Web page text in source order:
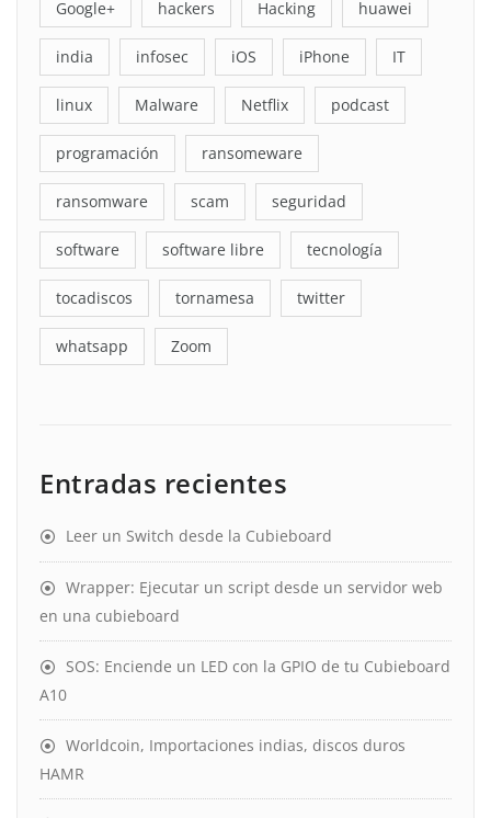
Google+ hackers Hacking huawei
india infosec iOS iPhone IT
linux Malware Netflix podcast
programación ransomeware
ransomware scam seguridad
software software libre tecnología
tocadiscos tornamesa twitter
whatsapp Zoom
Entradas recientes
Leer un Switch desde la Cubieboard
Wrapper: Ejecutar un script desde un servidor web
en una cubieboard
SOS: Enciende un LED con la GPIO de tu Cubieboard
A10
Worldcoin, Importaciones indias, discos duros
HAMR